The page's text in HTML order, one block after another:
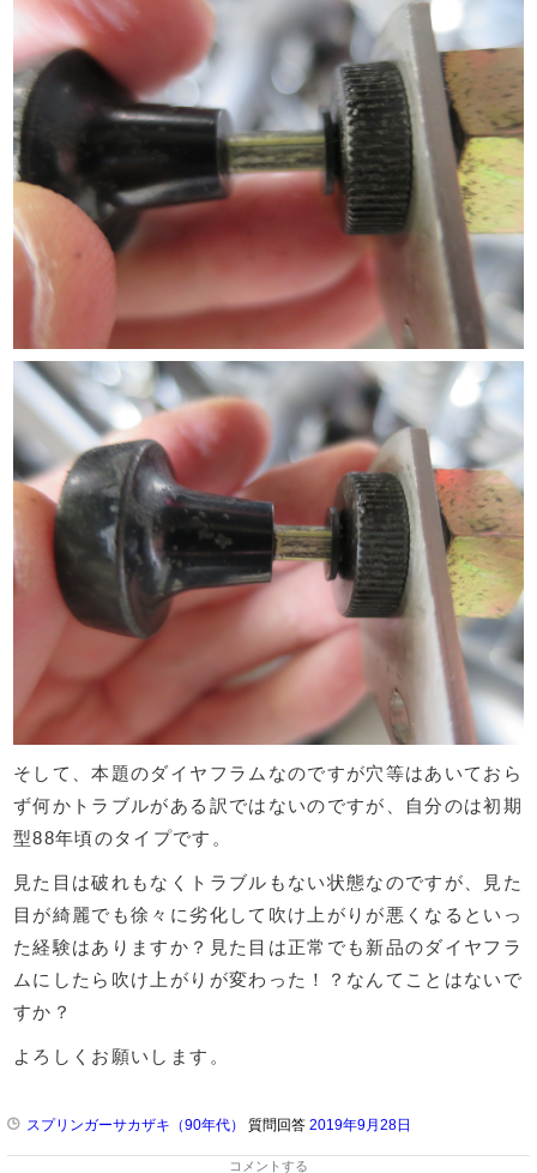
そして、本題のダイヤフラムなのですが穴等はあいておら
ず何かトラブルがある訳ではないのですが、自分のは初期
型88年頃のタイプです。
見た目は破れもなくトラブルもない状態なのですが、見た
目が綺麗でも徐々に劣化して吹け上がりが悪くなるといっ
た経験はありますか？見た目は正常でも新品のダイヤフラ
ムにしたら吹け上がりが変わった！？なんてことはないで
すか？
よろしくお願いします。
スプリンガーサカザキ（90年代） 質問回答 2019年9月28日
コメントする